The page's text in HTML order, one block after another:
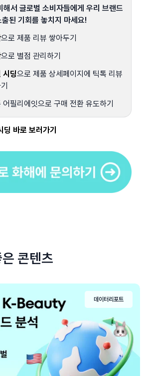
해서 글로벌 소비자들에게 우리 브랜드
된 기회를 놓치지 마세요!
으로 제품 리뷰 쌓아두기
으로 별점 관리하기
시딩으로 제품 상세페이지에 틱톡 리뷰
어필리에잇으로 구매 전환 유도하기
딩 바로 보러가기
콘텐츠
데이터리포트